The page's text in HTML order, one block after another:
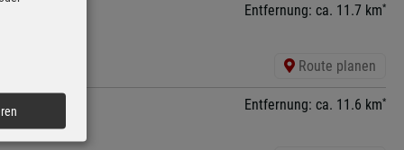
Entfernung: ca. 11.7 km*
Route planen
Entfernung: ca. 11.6 km*